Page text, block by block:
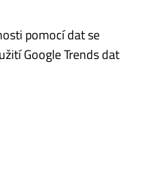
pomocí dat se
Google Trends dat